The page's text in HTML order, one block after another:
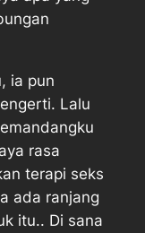
ia pun
Lalu
rasa
terapi seks
ada ranjang
itu.. Di sana